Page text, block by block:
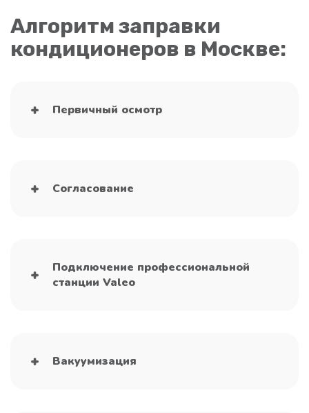
Алгоритм заправки
кондиционеров в Москве:
Первичный осмотр
Согласование
Подключение профессиональной
станции Valeo
Вакуумизация